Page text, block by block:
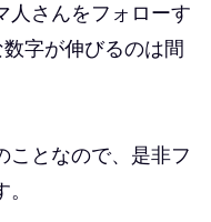
人さんをフォローす
字が伸びるのは間
ことなので、是非フ